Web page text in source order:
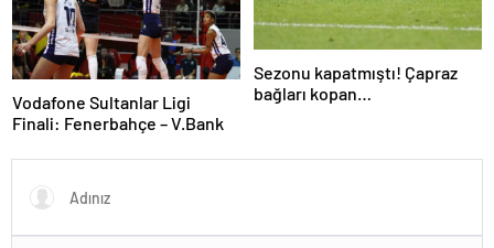
Vodafone Sultanlar Ligi
Finali: Fenerbahçe – V.Bank
Sezonu kapatmıştı! Çapraz
bağları kopan